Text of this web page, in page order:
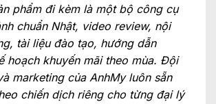
phẩm đi kèm là một bộ công cụ
chuẩn Nhật, video review, nội
tài liệu đào tạo, hướng dẫn
hoạch khuyến mãi theo mùa. Đội
marketing của AnhMy luôn sẵn
chiến dịch riêng cho từng đại lý